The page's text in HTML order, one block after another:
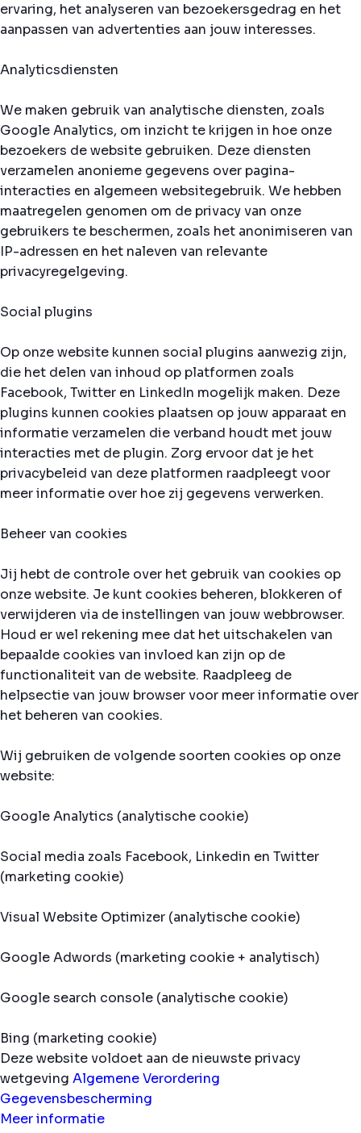
ervaring, het analyseren van bezoekersgedrag en het
aanpassen van advertenties aan jouw interesses.
Analyticsdiensten
We maken gebruik van analytische diensten, zoals
Google Analytics, om inzicht te krijgen in hoe onze
bezoekers de website gebruiken. Deze diensten
verzamelen anonieme gegevens over pagina-
interacties en algemeen websitegebruik. We hebben
maatregelen genomen om de privacy van onze
gebruikers te beschermen, zoals het anonimiseren van
IP-adressen en het naleven van relevante
privacyregelgeving.
Social plugins
Op onze website kunnen social plugins aanwezig zijn,
die het delen van inhoud op platformen zoals
Facebook, Twitter en LinkedIn mogelijk maken. Deze
plugins kunnen cookies plaatsen op jouw apparaat en
informatie verzamelen die verband houdt met jouw
interacties met de plugin. Zorg ervoor dat je het
privacybeleid van deze platformen raadpleegt voor
meer informatie over hoe zij gegevens verwerken.
Beheer van cookies
Jij hebt de controle over het gebruik van cookies op
onze website. Je kunt cookies beheren, blokkeren of
verwijderen via de instellingen van jouw webbrowser.
Houd er wel rekening mee dat het uitschakelen van
bepaalde cookies van invloed kan zijn op de
functionaliteit van de website. Raadpleeg de
helpsectie van jouw browser voor meer informatie over
het beheren van cookies.
Wij gebruiken de volgende soorten cookies op onze
website:
Google Analytics (analytische cookie)
Social media zoals Facebook, Linkedin en Twitter
(marketing cookie)
Visual Website Optimizer (analytische cookie)
Google Adwords (marketing cookie + analytisch)
Google search console (analytische cookie)
Bing (marketing cookie)
Deze website voldoet aan de nieuwste privacy
wetgeving Algemene Verordering
Gegevensbescherming
Meer informatie